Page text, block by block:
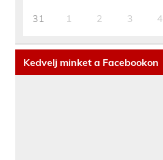
31 1 2 3 4
Kedvelj minket a Facebookon